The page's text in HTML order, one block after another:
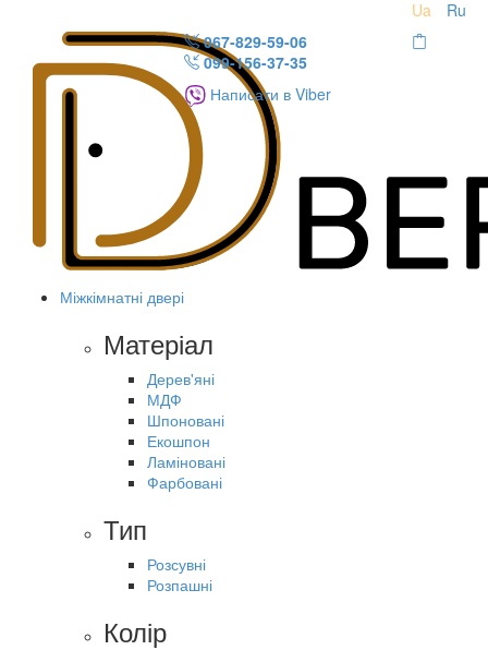
Ua
Ru
067-829-59-06
099-156-37-35
Написати в Viber
Міжкімнатні двері
Матеріал
Дерев'яні
МДФ
Шпоновані
Екошпон
Ламіновані
Фарбовані
Тип
Розсувні
Розпашні
Колір